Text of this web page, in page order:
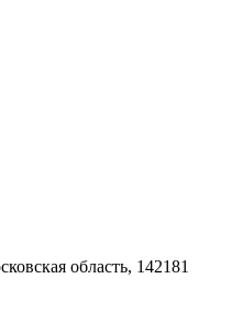
область, 142181